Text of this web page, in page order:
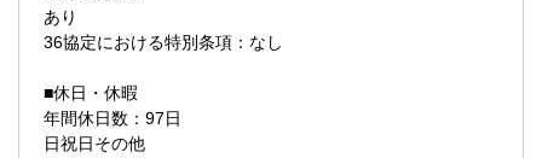
あり
36協定における特別条項：なし
■休日・休暇
年間休日数：97日
日祝日その他